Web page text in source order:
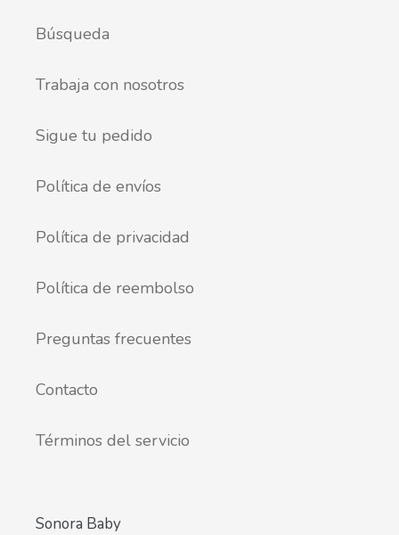
Búsqueda
Trabaja con nosotros
Sigue tu pedido
Política de envíos
Política de privacidad
Política de reembolso
Preguntas frecuentes
Contacto
Términos del servicio
Sonora Baby